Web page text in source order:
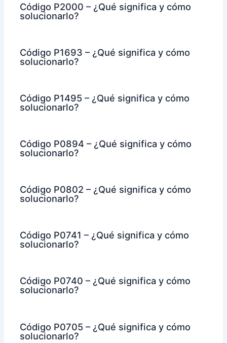
Código P2000 – ¿Qué significa y cómo
solucionarlo?
Código P1693 – ¿Qué significa y cómo
solucionarlo?
Código P1495 – ¿Qué significa y cómo
solucionarlo?
Código P0894 – ¿Qué significa y cómo
solucionarlo?
Código P0802 – ¿Qué significa y cómo
solucionarlo?
Código P0741 – ¿Qué significa y cómo
solucionarlo?
Código P0740 – ¿Qué significa y cómo
solucionarlo?
Código P0705 – ¿Qué significa y cómo
solucionarlo?